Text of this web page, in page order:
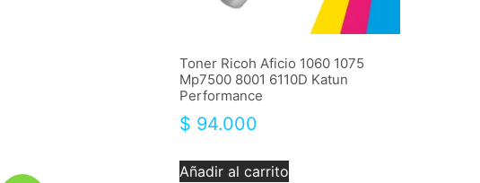
Toner Ricoh Aficio 1060 1075
Mp7500 8001 6110D Katun
Performance
$ 94.000
Añadir al carrito